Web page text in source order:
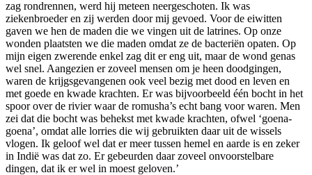
zag rondrennen, werd hij meteen neergeschoten. Ik was
ziekenbroeder en zij werden door mij gevoed. Voor de eiwitten
gaven we hen de maden die we vingen uit de latrines. Op onze
wonden plaatsten we die maden omdat ze de bacteriën opaten. Op
mijn eigen zwerende enkel zag dit er eng uit, maar de wond genas
wel snel. Aangezien er zoveel mensen om je heen doodgingen,
waren de krijgsgevangenen ook veel bezig met dood en leven en
met goede en kwade krachten. Er was bijvoorbeeld één bocht in het
spoor over de rivier waar de romusha’s echt bang voor waren. Men
zei dat die bocht was behekst met kwade krachten, ofwel ‘goena-
goena’, omdat alle lorries die wij gebruikten daar uit de wissels
vlogen. Ik geloof wel dat er meer tussen hemel en aarde is en zeker
in Indië was dat zo. Er gebeurden daar zoveel onvoorstelbare
dingen, dat ik er wel in moest geloven.’